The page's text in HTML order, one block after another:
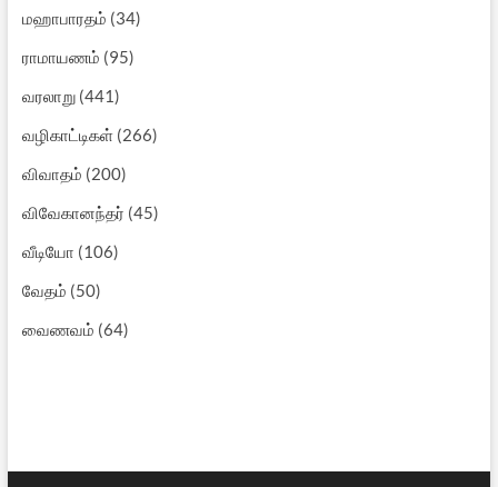
மஹாபாரதம் (34)
ராமாயணம் (95)
வரலாறு(441)
வழிகாட்டிகள்(266)
விவாதம் (200)
விவேகானந்தர் (45)
வீடியோ (106)
வேதம் (50)
வைணவம் (64)